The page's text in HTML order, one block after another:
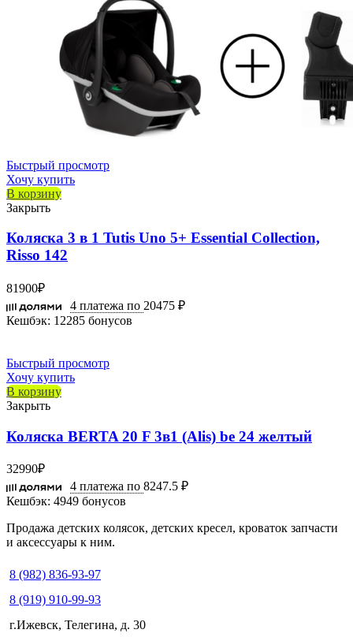
Быстрый просмотр
Хочу купить
В корзину
Закрыть
Коляска 3 в 1 Tutis Uno 5+ Essential Collection,
Risso 142
81900₽
4 платежа по 20475 ₽
Кешбэк: 12285 бонусов
Быстрый просмотр
Хочу купить
В корзину
Закрыть
Коляска BERTA 20 F 3в1 (Alis) be 24 желтый
32990₽
4 платежа по 8247.5 ₽
Кешбэк: 4949 бонусов
Продажа детских колясок, детских кресел, кроваток запчасти
и аксессуары к ним.
8 (982) 836-93-97
8 (919) 910-99-93
г.Ижевск, Телегина, д. 30